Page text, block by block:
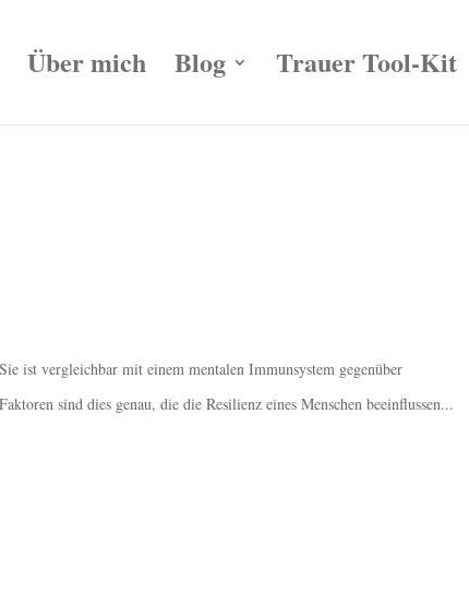
Über mich Blog Trauer Tool-Kit
ist vergleichbar mit einem mentalen Immunsystem gegenüber
sind dies genau, die die Resilienz eines Menschen beeinflussen...